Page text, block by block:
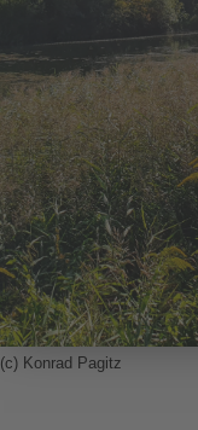
(c) Konrad Pagitz